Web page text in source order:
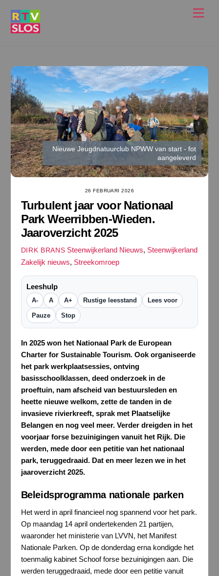
Nieuwe Jeugdnatuurclub NPWW van start - fot
aangeleverd
26 FEBRUARI 2026
Turbulent jaar voor Nationaal
Park Weerribben-Wieden.
Jaaroverzicht 2025
DIRK BRANS Steenwijkerland Nieuws, Steenwijkerland
Zakelijk nieuws, Streekomroep
Leeshulp
A- A A+ Rustige leesstand Lees voor
Pauze Stop
In 2025 won het Nationaal Park de European
Charter for Sustainable Tourism. Ook organiseerde
het park werkplaatsessies, ontving
basisschoolklassen, deed onderzoek in de
proeftuin, nam afscheid van bestuursleden en
heette nieuwe welkom, zette de tanden in de
invasieve rivierkreeft, sprak met Plaatselijke
Belangen en nog veel meer. Verder dreigden in het
voorjaar forse bezuinigingen vanuit het Rijk. Die
werden, mede door een petitie van het nationaal
park, teruggedraaid. Dat en meer lezen we in het
jaaroverzicht 2025.
Beleidsprogramma nationale parken
Het werd in april financieel nog spannend voor het park.
Op maandag 14 april ondertekenden 21 partijen,
waaronder het ministerie van LVVN, het Manifest
Nationale Parken. Op de donderdag erna kondigde het
toenmalig kabinet Schoof forse bezuinigingen aan. Die
werden teruggedraaid, mede door een petitie vanuit